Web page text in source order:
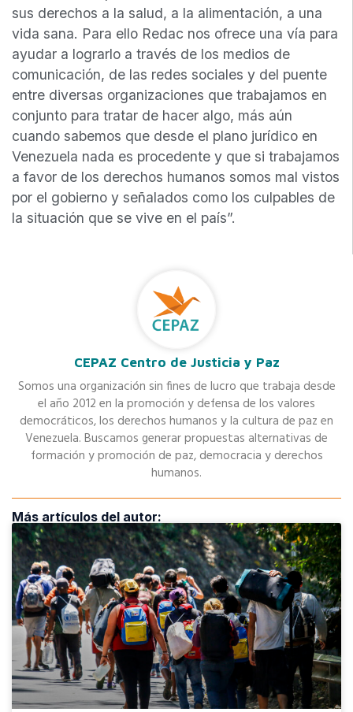
sus derechos a la salud, a la alimentación, a una
vida sana. Para ello Redac nos ofrece una vía para
ayudar a lograrlo a través de los medios de
comunicación, de las redes sociales y del puente
entre diversas organizaciones que trabajamos en
conjunto para tratar de hacer algo, más aún
cuando sabemos que desde el plano jurídico en
Venezuela nada es procedente y que si trabajamos
a favor de los derechos humanos somos mal vistos
por el gobierno y señalados como los culpables de
la situación que se vive en el país”.
CEPAZ Centro de Justicia y Paz
Somos una organización sin fines de lucro que trabaja desde
el año 2012 en la promoción y defensa de los valores
democráticos, los derechos humanos y la cultura de paz en
Venezuela. Buscamos generar propuestas alternativas de
formación y promoción de paz, democracia y derechos
humanos.
Más artículos del autor: